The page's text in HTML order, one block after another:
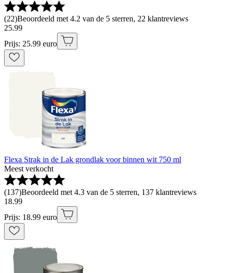
(22)Beoordeeld met 4.2 van de 5 sterren, 22 klantreviews
25.99
Prijs: 25.99 euro
Flexa Strak in de Lak grondlak voor binnen wit 750 ml
Meest verkocht
(137)Beoordeeld met 4.3 van de 5 sterren, 137 klantreviews
18.99
Prijs: 18.99 euro